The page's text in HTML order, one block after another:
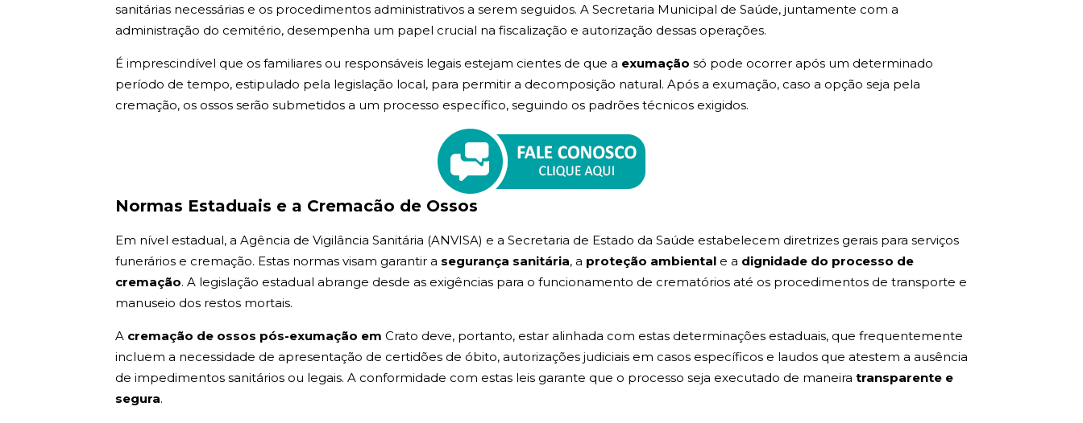
sanitárias necessárias e os procedimentos administrativos a serem seguidos. A Secretaria Municipal de Saúde, juntamente com a
administração do cemitério, desempenha um papel crucial na fiscalização e autorização dessas operações.
É imprescindível que os familiares ou responsáveis legais estejam cientes de que a exumação só pode ocorrer após um determinado
período de tempo, estipulado pela legislação local, para permitir a decomposição natural. Após a exumação, caso a opção seja pela
cremação, os ossos serão submetidos a um processo específico, seguindo os padrões técnicos exigidos.
Normas Estaduais e a Cremacão de Ossos
Em nível estadual, a Agência de Vigilância Sanitária (ANVISA) e a Secretaria de Estado da Saúde estabelecem diretrizes gerais para serviços
funerários e cremação. Estas normas visam garantir a segurança sanitária, a proteção ambientale a dignidade do processo de
cremação. A legislação estadual abrange desde as exigências para o funcionamento de crematórios até os procedimentos de transporte e
manuseio dos restos mortais.
A cremação de ossos pós-exumação em Crato deve, portanto, estar alinhada com estas determinações estaduais, que frequentemente
incluem a necessidade de apresentação de certidões de óbito, autorizações judiciais em casos específicos e laudos que atestem a ausência
de impedimentos sanitários ou legais. A conformidade com estas leis garante que o processo seja executado de maneira transparente e
segura.